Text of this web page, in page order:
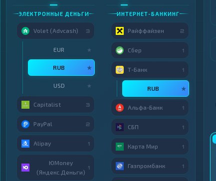
ЭЛЕКТРОННЫЕ ДЕНЬГИ
Volet (Advcash) 3
EUR ★
RUB ★
USD ★
Capitalist 3
PayPal 2
Alipay 1
ЮMoney
(Яндекс.Деньги)
1
ИНТЕРНЕТ-БАНКИНГ
Райффайзен 2
Сбер 1
Т-Банк 1
RUB ★
Альфа-Банк 1
СБП 1
Карта Мир 1
Газпромбанк 1